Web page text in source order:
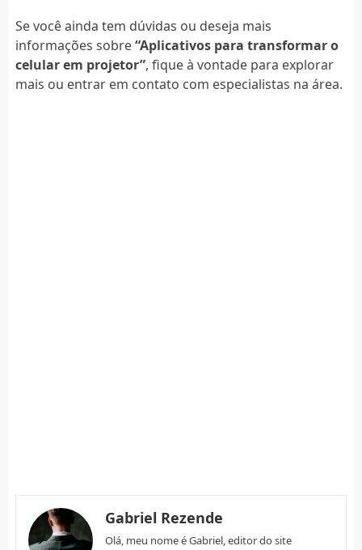
Se você ainda tem dúvidas ou deseja mais
informações sobre“Aplicativos para transformar o
celular em projetor”, fique à vontade para explorar
mais ou entrar em contato com especialistas na área.
Gabriel Rezende
Olá, meu nome é Gabriel, editor do site